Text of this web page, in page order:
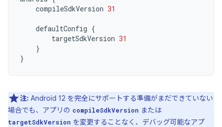
compileSdkVersion 31
defaultConfig {
targetSdkVersion 31
}
}
注: Android 12 を完全にサポートする準備がまだできていない
場合でも、アプリの compileSdkVersion または
targetSdkVersion を変更することなく、デバッグ可能なアプ